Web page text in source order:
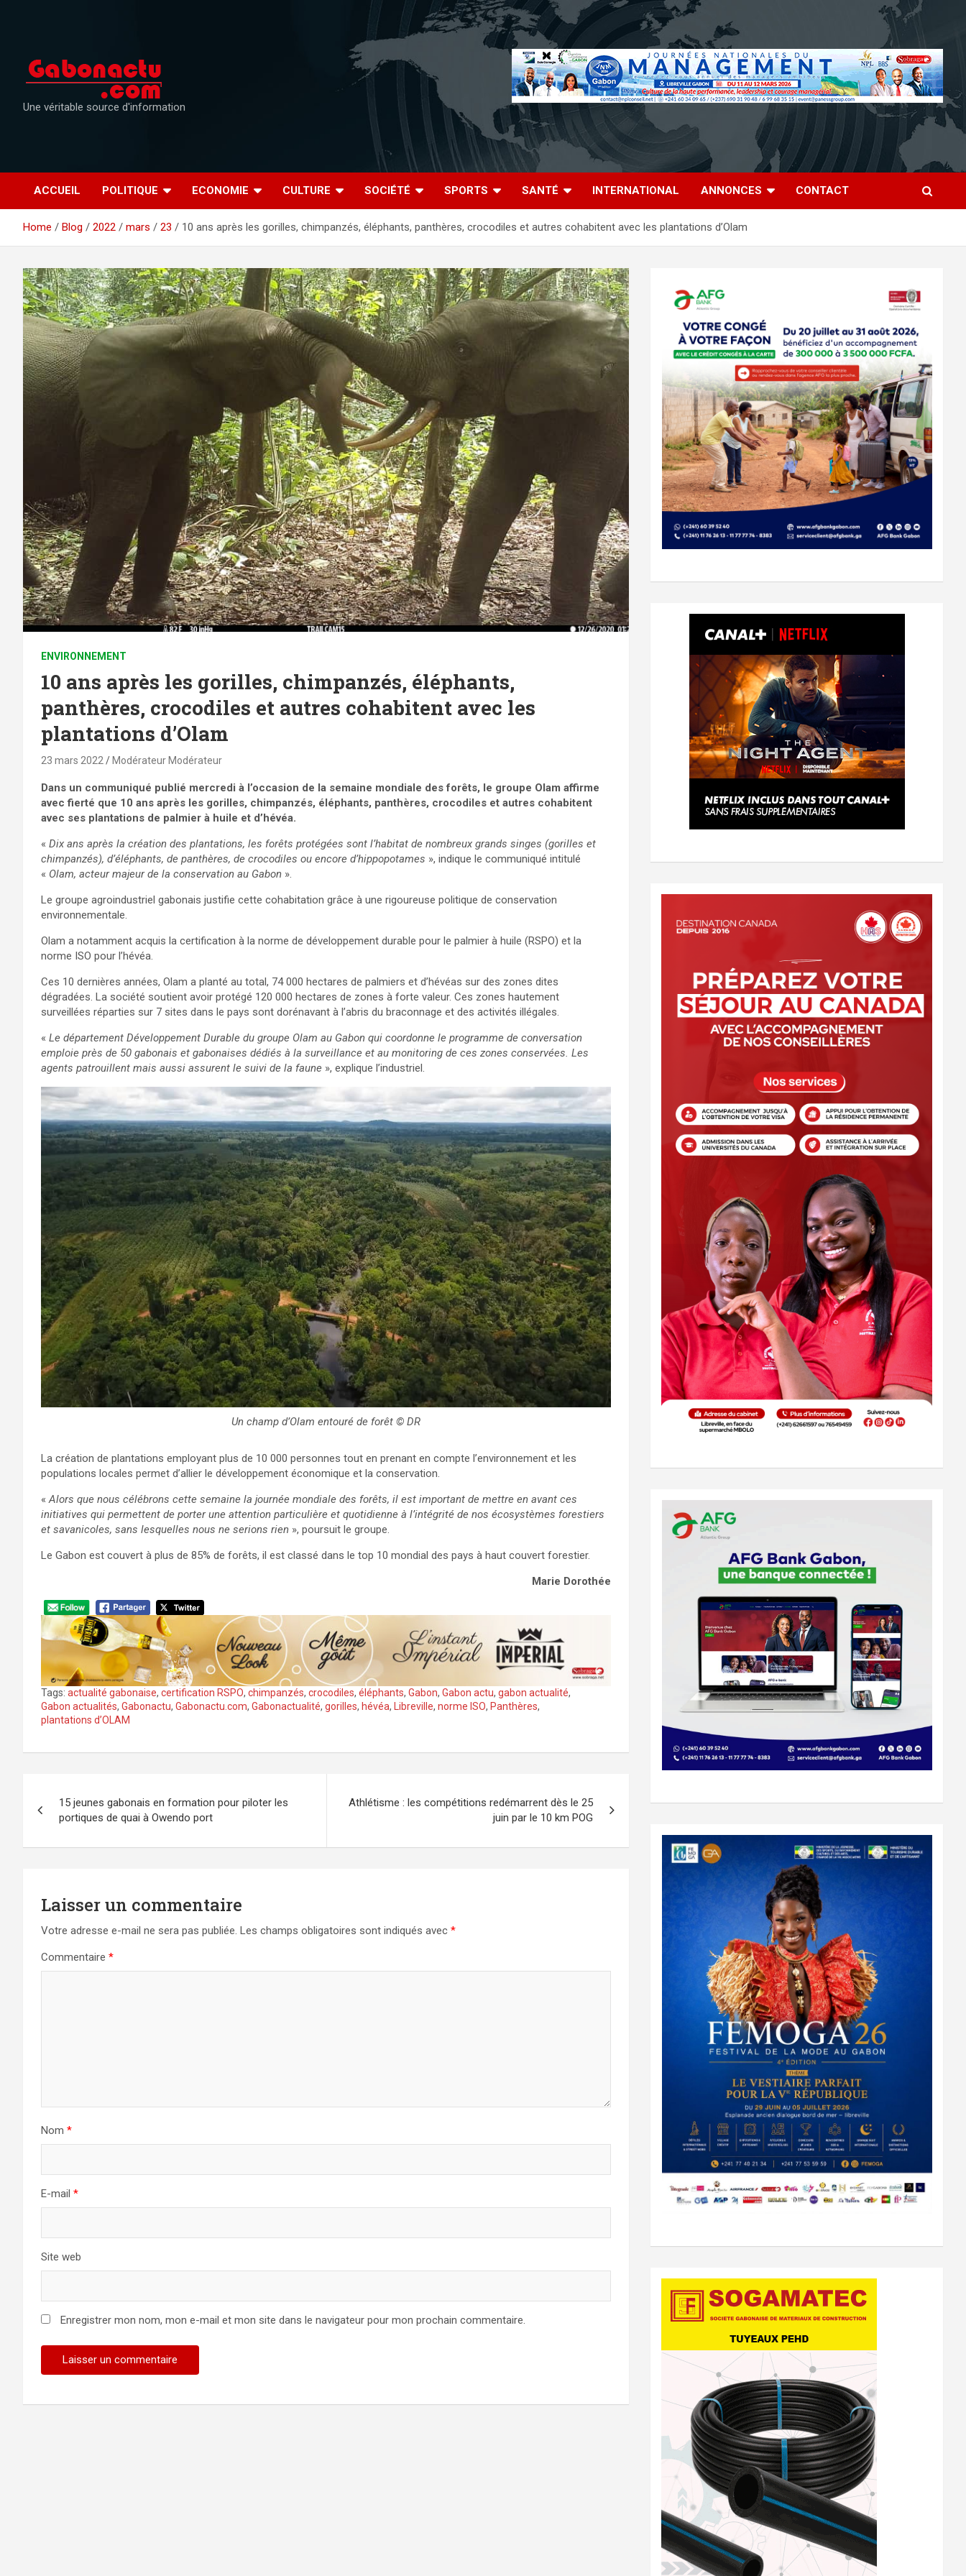
Une véritable source d'information
ACCUEIL POLITIQUE ECONOMIE CULTURE SOCIÉTÉ SPORTS SANTÉ INTERNATIONAL ANNONCES CONTACT
Home Blog 2022 mars 23 10 ans après les gorilles, chimpanzés, éléphants, panthères, crocodiles et autres cohabitent avec les plantations d’Olam
ENVIRONNEMENT
10 ans après les gorilles, chimpanzés, éléphants,
panthères, crocodiles et autres cohabitent avec les
plantations d’Olam
23 mars 2022 Modérateur Modérateur
Dans un communiqué publié mercredi à l’occasion de la semaine mondiale des forêts, le groupe Olam affirme
avec fierté que 10 ans après les gorilles, chimpanzés, éléphants, panthères, crocodiles et autres cohabitent
avec ses plantations de palmier à huile et d’hévéa.
« Dix ans après la création des plantations, les forêts protégées sont l’habitat de nombreux grands singes (gorilles et
chimpanzés), d’éléphants, de panthères, de crocodiles ou encore d’hippopotames », indique le communiqué intitulé
« Olam, acteur majeur de la conservation au Gabon ».
Le groupe agroindustriel gabonais justifie cette cohabitation grâce à une rigoureuse politique de conservation
environnementale.
Olam a notamment acquis la certification à la norme de développement durable pour le palmier à huile (RSPO) et la
norme ISO pour l’hévéa.
Ces 10 dernières années, Olam a planté au total, 74 000 hectares de palmiers et d’hévéas sur des zones dites
dégradées. La société soutient avoir protégé 120 000 hectares de zones à forte valeur. Ces zones hautement
surveillées réparties sur 7 sites dans le pays sont dorénavant à l’abris du braconnage et des activités illégales.
« Le département Développement Durable du groupe Olam au Gabon qui coordonne le programme de conversation
emploie près de 50 gabonais et gabonaises dédiés à la surveillance et au monitoring de ces zones conservées. Les
agents patrouillent mais aussi assurent le suivi de la faune », explique l’industriel.
Un champ d’Olam entouré de forêt © DR
La création de plantations employant plus de 10 000 personnes tout en prenant en compte l’environnement et les
populations locales permet d’allier le développement économique et la conservation.
«Alors que nous célébrons cette semaine la journée mondiale des forêts, il est important de mettre en avant ces
initiatives qui permettent de porter une attention particulière et quotidienne à l’intégrité de nos écosystèmes forestiers
et savanicoles, sans lesquelles nous ne serions rien », poursuit le groupe.
Le Gabon est couvert à plus de 85% de forêts, il est classé dans le top 10 mondial des pays à haut couvert forestier.
Marie Dorothée
Tags: actualité gabonaise, certification RSPO, chimpanzés, crocodiles, éléphants, Gabon, Gabon actu, gabon actualité,
Gabon actualités, Gabonactu, Gabonactu.com, Gabonactualité, gorilles, hévéa, Libreville, norme ISO, Panthères,
plantations d’OLAM
de
l’article
15 jeunes gabonais en formation pour piloter les
portiques de quai à Owendo port
Athlétisme : les compétitions redémarrent dès le 25
juin par le 10 km POG
Laisser un commentaire
Votre adresse e-mail ne sera pas publiée. Les champs obligatoires sont indiqués avec *
Commentaire *
Nom *
E-mail *
Site web
Enregistrer mon nom, mon e-mail et mon site dans le navigateur pour mon prochain commentaire.